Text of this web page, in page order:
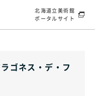
北海道立美術館
ポータルサイト
ゴネス・デ・フ